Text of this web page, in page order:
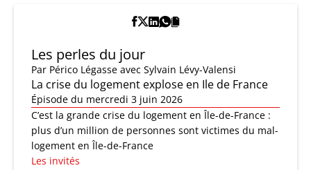
Les perles du jour
Par Périco Légasse avec Sylvain Lévy-Valensi
La crise du logement explose en Ile de France
Épisode du mercredi 3 juin 2026
C’est la grande crise du logement en Île-de-France :
plus d’un million de personnes sont victimes du mal-
logement en Île-de-France
Les invités